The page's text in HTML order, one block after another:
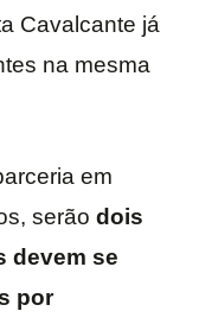
Cavalcante já
na mesma
em
serão dois
devem se
por